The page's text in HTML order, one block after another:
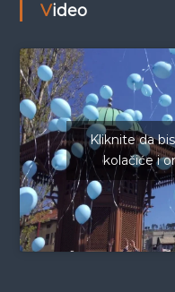
Video
Kliknite da
kolačiće i